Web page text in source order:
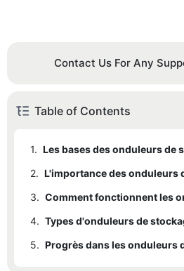
Contact Us For Any
Table of Contents
1.
2.
3.
4.
5.